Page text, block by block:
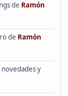
de Ramón
de Ramón
y